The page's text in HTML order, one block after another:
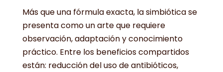
Más que una fórmula exacta, la simbiótica se
presenta como un arte que requiere
observación, adaptación y conocimiento
práctico. Entre los beneficios compartidos
están: reducción del uso de antibióticos,